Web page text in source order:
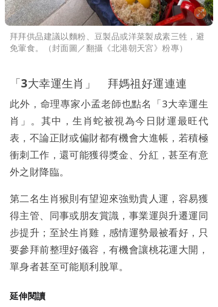
拜拜供品建議以麵粉、豆製品或洋菜製成素三牲，避
免葷食。（封面圖／翻攝《北港朝天宮》粉專）
「3大幸運生肖」 拜媽祖好運連連
此外，命理專家小孟老師也點名「3大幸運生
肖」。其中，生肖蛇被視為今日財運最旺代
表，不論正財或偏財都有機會大進帳，若積極
衝刺工作，還可能獲得獎金、分紅，甚至有意
外之財降臨。
第二名生肖猴則有望迎來強勁貴人運，容易獲
得主管、同事或朋友賞識，事業運與升遷運同
步提升；至於生肖雞，感情運勢最被看好，只
要參拜前整理好儀容，有機會讓桃花運大開，
單身者甚至可能順利脫單。
延伸閱讀